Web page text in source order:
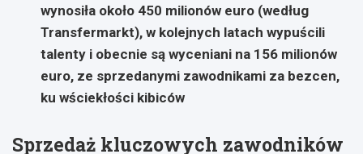
wynosiła około 450 milionów euro (według
Transfermarkt), w kolejnych latach wypuścili
talenty i obecnie są wyceniani na 156 milionów
euro, ze sprzedanymi zawodnikami za bezcen,
ku wściekłości kibiców
Sprzedaż kluczowych zawodników